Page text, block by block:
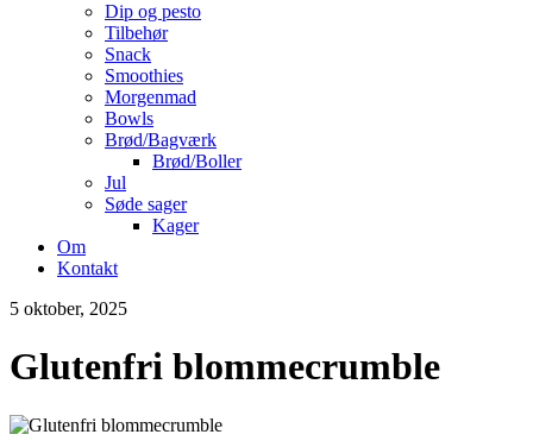
Dip og pesto
Tilbehør
Snack
Smoothies
Morgenmad
Bowls
Brød/Bagværk
Brød/Boller
Jul
Søde sager
Kager
Om
Kontakt
5 oktober, 2025
Glutenfri blommecrumble